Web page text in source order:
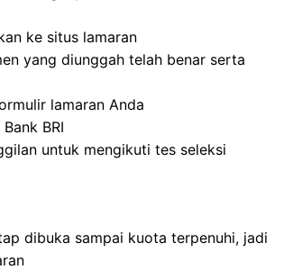
ke situs lamaran
yang diunggah telah benar serta
lamaran Anda
BRI
untuk mengikuti tes seleksi
dibuka sampai kuota terpenuhi, jadi